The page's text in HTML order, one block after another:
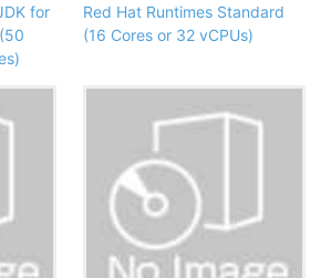
for
Red Hat Runtimes Standard
(16 Cores or 32 vCPUs)